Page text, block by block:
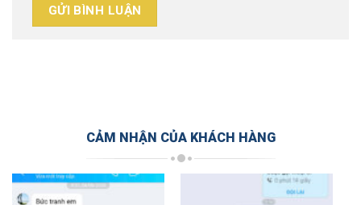
CẢM NHẬN CỦA KHÁCH HÀNG